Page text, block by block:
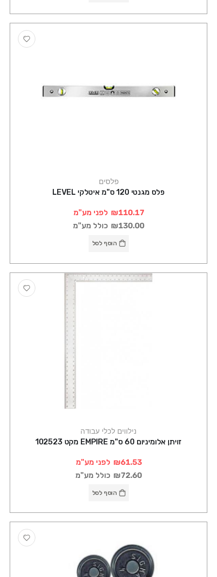
פלסים
פלס מגנטי 120 ס"מ איטלקי LEVEL
₪110.17 לפני מע"מ
₪130.00 כולל מע"מ
הוסף לסל
נילווים לכלי עבודה
זויתן אלומיניום 60 ס"מ EMPIRE מקט 102523
₪61.53 לפני מע"מ
₪72.60 כולל מע"מ
הוסף לסל